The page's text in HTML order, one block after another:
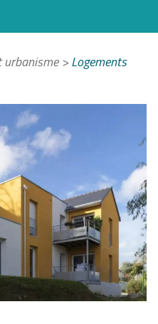
urbanisme>Logements